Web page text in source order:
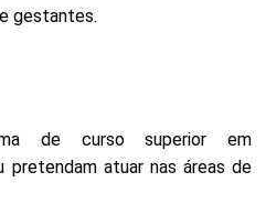
gestantes.
de curso superior em
pretendam atuar nas áreas de